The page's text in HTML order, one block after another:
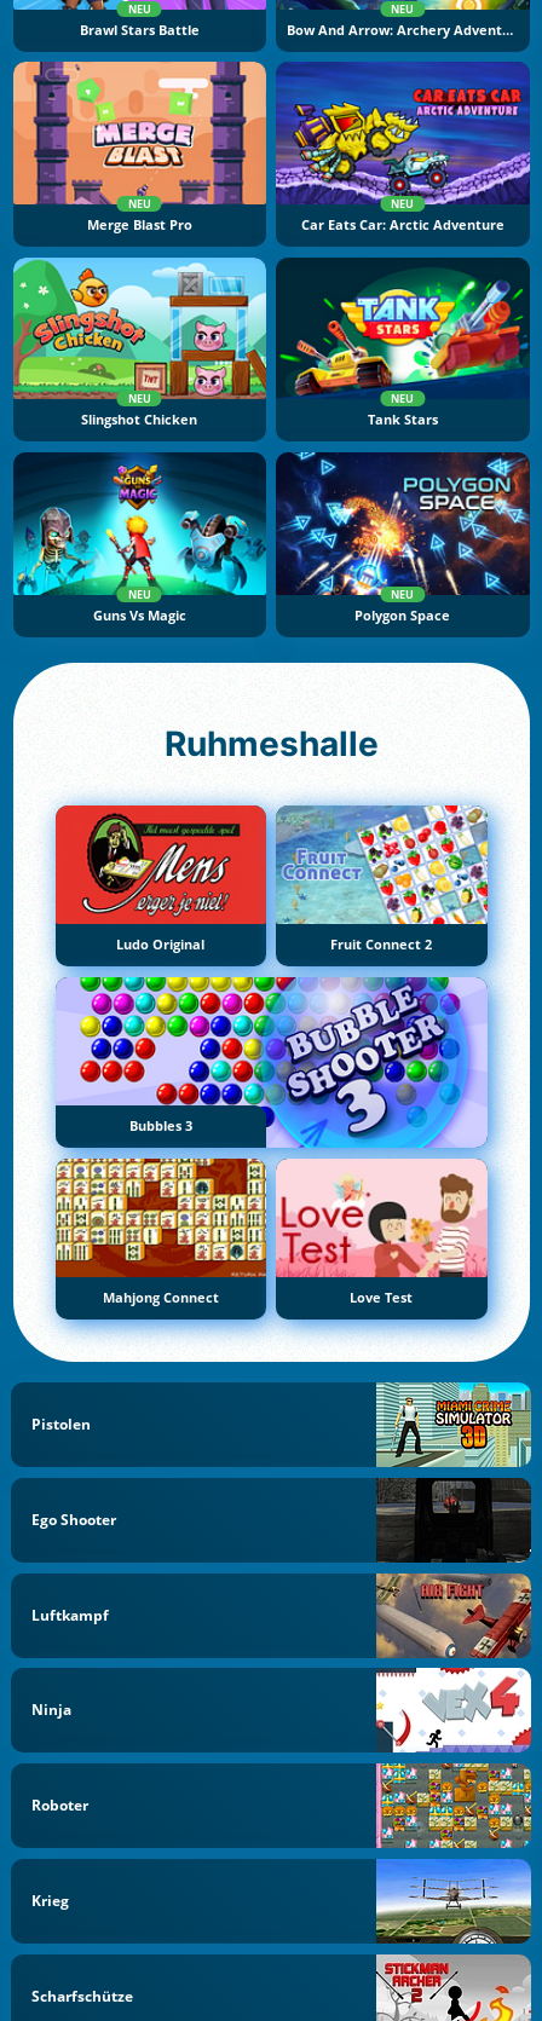
NEU
Brawl Stars Battle
NEU
Bow And Arrow: Archery Adventure
NEU
Merge Blast Pro
NEU
Car Eats Car: Arctic Adventure
NEU
Slingshot Chicken
NEU
Tank Stars
NEU
Guns Vs Magic
NEU
Polygon Space
Ruhmeshalle
Ludo Original Fruit Connect 2
Bubbles 3
Mahjong Connect Love Test
Pistolen
Ego Shooter
Luftkampf
Ninja
Roboter
Krieg
Scharfschütze